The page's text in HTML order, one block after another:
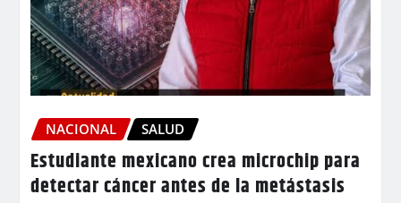
NACIONAL SALUD
Estudiante mexicano crea microchip para
detectar cáncer antes de la metástasis